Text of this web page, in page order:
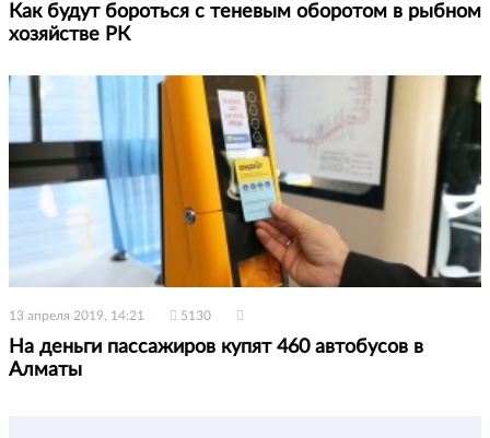
Как будут бороться с теневым оборотом в рыбном
хозяйстве РК
13 апреля 2019, 14:21 5130
На деньги пассажиров купят 460 автобусов в
Алматы